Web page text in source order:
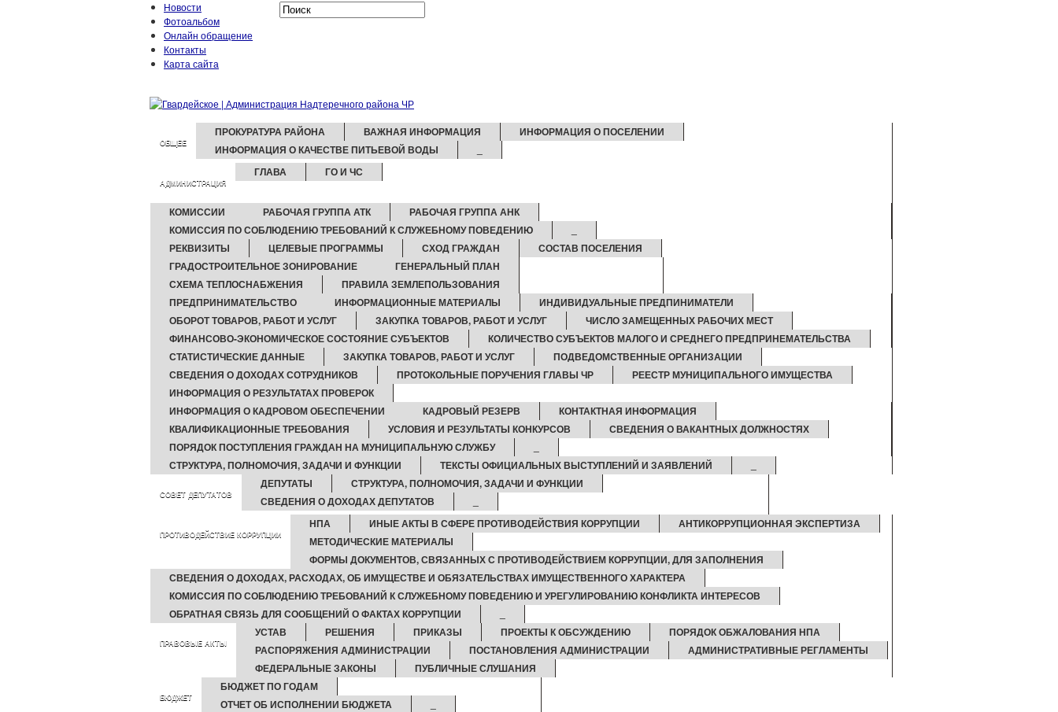
Новости
Фотоальбом
Онлайн обращение
Контакты
Карта сайта
ОБЩЕЕ
ПРОКУРАТУРА РАЙОНА ВАЖНАЯ ИНФОРМАЦИЯ
ИНФОРМАЦИЯ О ПОСЕЛЕНИИ
ИНФОРМАЦИЯ О КАЧЕСТВЕ ПИТЬЕВОЙ ВОДЫ
АДМИНИСТРАЦИЯ
ГЛАВА ГО И ЧС
КОМИССИИ РАБОЧАЯ ГРУППА АТК
РАБОЧАЯ ГРУППА АНК
КОМИССИЯ ПО СОБЛЮДЕНИЮ ТРЕБОВАНИЙ К СЛУЖЕБНОМУ ПОВЕДЕНИЮ
РЕКВИЗИТЫ
ЦЕЛЕВЫЕ ПРОГРАММЫ СХОД ГРАЖДАН
СОСТАВ ПОСЕЛЕНИЯ
ГРАДОСТРОИТЕЛЬНОЕ ЗОНИРОВАНИЕ
ГЕНЕРАЛЬНЫЙ ПЛАН
СХЕМА ТЕПЛОСНАБЖЕНИЯ
ПРАВИЛА ЗЕМЛЕПОЛЬЗОВАНИЯ
ПРЕДПРИНИМАТЕЛЬСТВО
ИНФОРМАЦИОННЫЕ МАТЕРИАЛЫ
ИНДИВИДУАЛЬНЫЕ ПРЕДПИНИМАТЕЛИ
ОБОРОТ ТОВАРОВ, РАБОТ И УСЛУГ
ЗАКУПКА ТОВАРОВ, РАБОТ И УСЛУГ
ЧИСЛО ЗАМЕЩЕННЫХ РАБОЧИХ МЕСТ
ФИНАНСОВО-ЭКОНОМИЧЕСКОЕ СОСТОЯНИЕ СУБЪЕКТОВ
КОЛИЧЕСТВО СУБЪЕКТОВ МАЛОГО И СРЕДНЕГО ПРЕДПРИНЕМАТЕЛЬСТВА
СТАТИСТИЧЕСКИЕ ДАННЫЕ
ЗАКУПКА ТОВАРОВ, РАБОТ И УСЛУГ
ПОДВЕДОМСТВЕННЫЕ ОРГАНИЗАЦИИ
СВЕДЕНИЯ О ДОХОДАХ СОТРУДНИКОВ
ПРОТОКОЛЬНЫЕ ПОРУЧЕНИЯ ГЛАВЫ ЧР
РЕЕСТР МУНИЦИПАЛЬНОГО ИМУЩЕСТВА
ИНФОРМАЦИЯ О РЕЗУЛЬТАТАХ ПРОВЕРОК
ИНФОРМАЦИЯ О КАДРОВОМ ОБЕСПЕЧЕНИИ
КАДРОВЫЙ РЕЗЕРВ
КОНТАКТНАЯ ИНФОРМАЦИЯ
КВАЛИФИКАЦИОННЫЕ ТРЕБОВАНИЯ
УСЛОВИЯ И РЕЗУЛЬТАТЫ КОНКУРСОВ
СВЕДЕНИЯ О ВАКАНТНЫХ ДОЛЖНОСТЯХ
ПОРЯДОК ПОСТУПЛЕНИЯ ГРАЖДАН НА МУНИЦИПАЛЬНУЮ СЛУЖБУ
СТРУКТУРА, ПОЛНОМОЧИЯ, ЗАДАЧИ И ФУНКЦИИ
ТЕКСТЫ ОФИЦИАЛЬНЫХ ВЫСТУПЛЕНИЙ И ЗАЯВЛЕНИЙ
СОВЕТ ДЕПУТАТОВ
ДЕПУТАТЫ
СТРУКТУРА, ПОЛНОМОЧИЯ, ЗАДАЧИ И ФУНКЦИИ
СВЕДЕНИЯ О ДОХОДАХ ДЕПУТАТОВ
ПРОТИВОДЕЙСТВИЕ КОРРУПЦИИ
НПА ИНЫЕ АКТЫ В СФЕРЕ ПРОТИВОДЕЙСТВИЯ КОРРУПЦИИ
АНТИКОРРУПЦИОННАЯ ЭКСПЕРТИЗА
МЕТОДИЧЕСКИЕ МАТЕРИАЛЫ
ФОРМЫ ДОКУМЕНТОВ, СВЯЗАННЫХ С ПРОТИВОДЕЙСТВИЕМ КОРРУПЦИИ, ДЛЯ ЗАПОЛНЕНИЯ
СВЕДЕНИЯ О ДОХОДАХ, РАСХОДАХ, ОБ ИМУЩЕСТВЕ И ОБЯЗАТЕЛЬСТВАХ ИМУЩЕСТВЕННОГО ХАРАКТЕРА
КОМИССИЯ ПО СОБЛЮДЕНИЮ ТРЕБОВАНИЙ К СЛУЖЕБНОМУ ПОВЕДЕНИЮ И УРЕГУЛИРОВАНИЮ КОНФЛИКТА ИНТЕРЕСОВ
ОБРАТНАЯ СВЯЗЬ ДЛЯ СООБЩЕНИЙ О ФАКТАХ КОРРУПЦИИ
ПРАВОВЫЕ АКТЫ
УСТАВ РЕШЕНИЯ ПРИКАЗЫ ПРОЕКТЫ К ОБСУЖДЕНИЮ
ПОРЯДОК ОБЖАЛОВАНИЯ НПА
РАСПОРЯЖЕНИЯ АДМИНИСТРАЦИИ
ПОСТАНОВЛЕНИЯ АДМИНИСТРАЦИИ
АДМИНИСТРАТИВНЫЕ РЕГЛАМЕНТЫ
ФЕДЕРАЛЬНЫЕ ЗАКОНЫ
ПУБЛИЧНЫЕ СЛУШАНИЯ
БЮДЖЕТ
БЮДЖЕТ ПО ГОДАМ
ОТЧЕТ ОБ ИСПОЛНЕНИИ БЮДЖЕТА